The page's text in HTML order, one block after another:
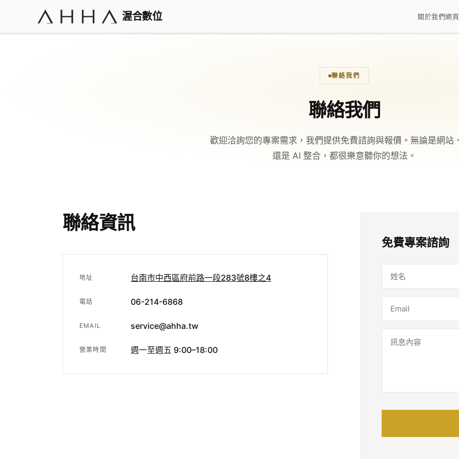
渥合數位 關於我們網
聯絡我們
聯絡我們
歡迎洽詢您的專案需求，我們提供免費諮詢與報價。無論是網站
還是 AI 整合，都很樂意聽你的想法。
聯絡資訊
地址 台南市中西區府前路一段283號8樓之4
電話 06-214-6868
EMAIL service@ahha.tw
營業時間 週一至週五 9:00–18:00
免費專案諮詢